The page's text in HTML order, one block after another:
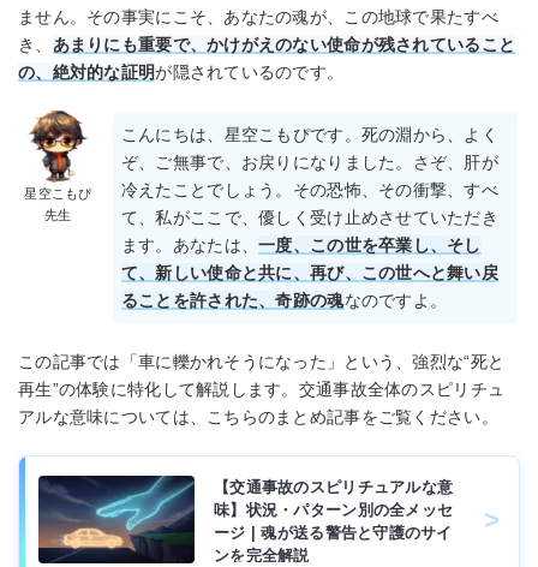
ません。その事実にこそ、あなたの魂が、この地球で果たすべ
き、 あまりにも重要で、かけがえのない使命が残されていること
の、絶対的な証明が隠されているのです。
星空こもぴ
先生
こんにちは、星空こもぴです。死の淵から、よく
ぞ、ご無事で、お戻りになりました。さぞ、肝が
冷えたことでしょう。その恐怖、その衝撃、すべ
て、私がここで、優しく受け止めさせていただき
ます。あなたは、一度、この世を卒業し、そし
て、新しい使命と共に、再び、この世へと舞い戻
ることを許された、奇跡の魂なのですよ。
この記事では「車に轢かれそうになった」という、強烈な“死と
再生”の体験に特化して解説します。交通事故全体のスピリチュ
アルな意味については、こちらのまとめ記事をご覧ください。
【交通事故のスピリチュアルな意
味】状況・パターン別の全メッセ
ージ | 魂が送る警告と守護のサイ
ンを完全解説